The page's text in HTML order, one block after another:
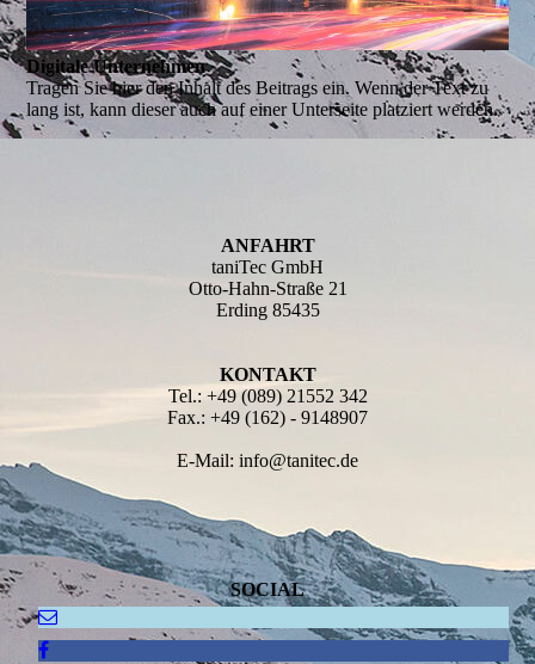
Digitale Unternehmen
Tragen Sie hier den Inhalt des Beitrags ein. Wenn der Text zu
lang ist, kann dieser auch auf einer Unterseite platziert werden.
ANFAHRT
taniTec GmbH
Otto-Hahn-Straße 21
Erding 85435
KONTAKT
Tel.: +49 (089) 21552 342
Fax.: +49 (162) - 9148907
E-Mail: info@tanitec.de
SOCIAL